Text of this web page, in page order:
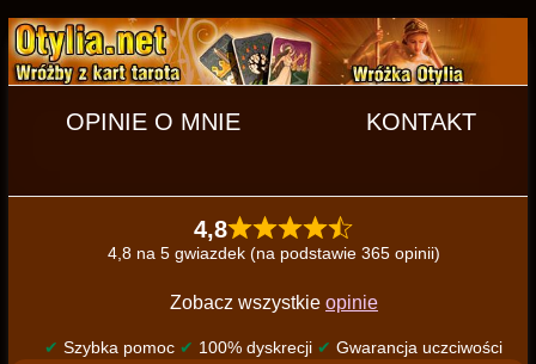
OPINIE O MNIE KONTAKT
4,8
4,8 na 5 gwiazdek (na podstawie 365 opinii)
Zobacz wszystkie opinie
✔ Szybka pomoc ✔ 100% dyskrecji ✔ Gwarancja uczciwości